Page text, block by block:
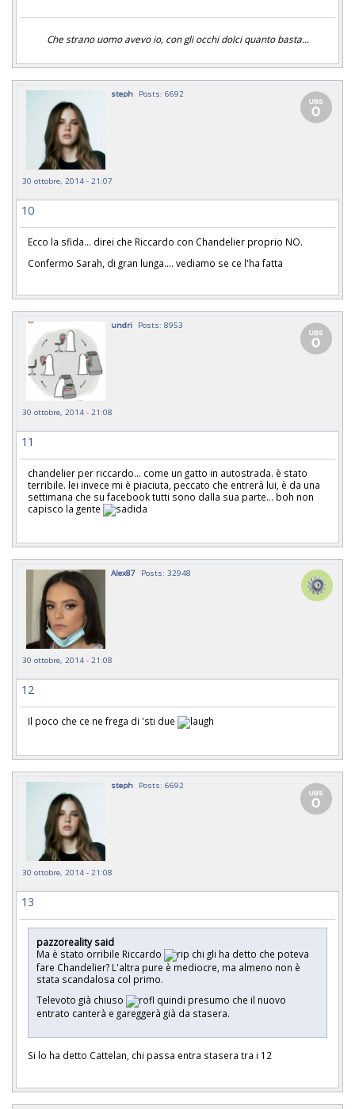
Che strano uomo avevo io, con gli occhi dolci quanto basta...
steph Posts: 6692
30 ottobre, 2014 - 21:07
10
Ecco la sfida... direi che Riccardo con Chandelier proprio NO.
Confermo Sarah, di gran lunga.... vediamo se ce l'ha fatta
undri Posts: 8953
30 ottobre, 2014 - 21:08
11
chandelier per riccardo... come un gatto in autostrada. è stato
terribile. lei invece mi è piaciuta, peccato che entrerà lui, è da una
settimana che su facebook tutti sono dalla sua parte... boh non
capisco la gente
Alex87 Posts: 32948
30 ottobre, 2014 - 21:08
12
Il poco che ce ne frega di 'sti due
steph Posts: 6692
30 ottobre, 2014 - 21:08
13
pazzoreality said
Ma è stato orribile Riccardo
chi gli ha detto che poteva
fare Chandelier? L'altra pure è mediocre, ma almeno non è
stata scandalosa col primo.
Televoto già chiuso
quindi presumo che il nuovo
entrato canterà e gareggerà già da stasera.
Si lo ha detto Cattelan, chi passa entra stasera tra i 12